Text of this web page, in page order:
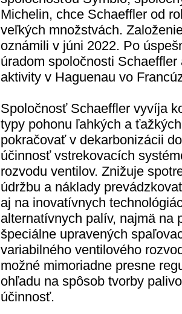
Michelin, chce Schaeffler od
veľkých množstvách.
oznámili v júni 2022. Po
úradom spoločnosti
aktivity v Haguenau vo
Spoločnosť Schaeffler vyvíja
typy pohonu ľahkých a
pokračovať v dekarbonizácii
účinnosť vstrekovacích
rozvodu ventilov. Znižuje
údržbu a náklady
aj na inovatívnych
alternatívnych palív, najmä na
špeciálne upravených
variabilného ventilového
možné mimoriadne presne
ohľadu na spôsob tvorby
účinnosť.